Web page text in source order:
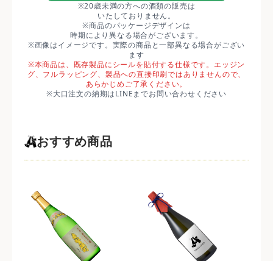
※20歳未満の方への酒類の販売は
いたしておりません。
※商品のパッケージデザインは
時期により異なる場合がございます。
※画像はイメージです。実際の商品と一部異なる場合がござい
ます
※本商品は、既存製品にシールを貼付する仕様です。エッジン
グ、フルラッピング、製品への直接印刷ではありませんので、
あらかじめご了承ください。
※大口注文の納期はLINEまでお問い合わせください
おすすめ商品